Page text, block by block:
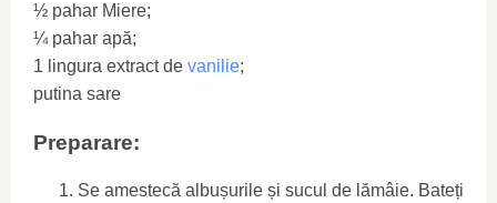
½ pahar Miere;
¼ pahar apă;
1 lingura extract de vanilie;
putina sare
Preparare:
Se amestecă albușurile și sucul de lămâie. Bateți